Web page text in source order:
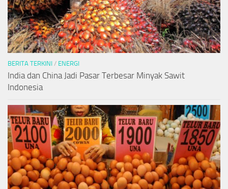
BERITA TERKINI / ENERGI
India dan China Jadi Pasar Terbesar Minyak Sawit
Indonesia